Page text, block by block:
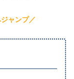
ャンプ／